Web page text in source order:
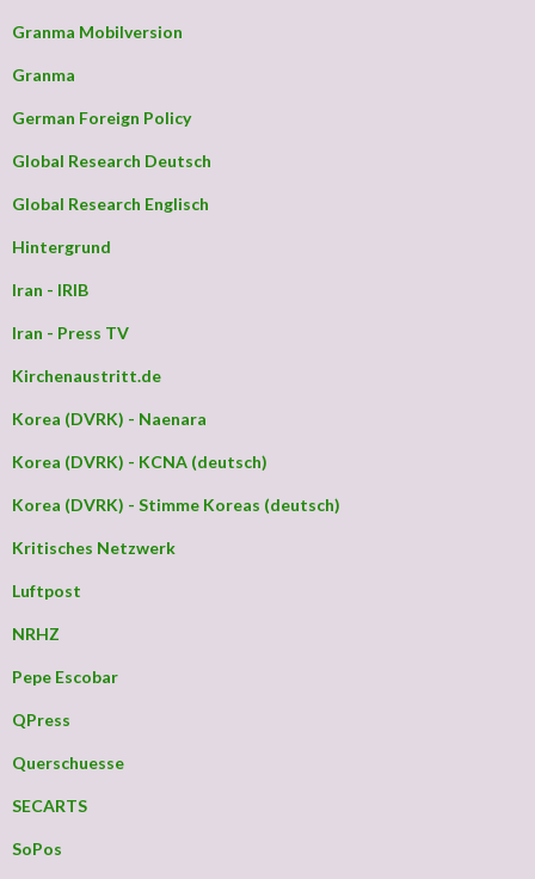
Granma Mobilversion
Granma
German Foreign Policy
Global Research Deutsch
Global Research Englisch
Hintergrund
Iran - IRIB
Iran - Press TV
Kirchenaustritt.de
Korea (DVRK) - Naenara
Korea (DVRK) - KCNA (deutsch)
Korea (DVRK) - Stimme Koreas (deutsch)
Kritisches Netzwerk
Luftpost
NRHZ
Pepe Escobar
QPress
Querschuesse
SECARTS
SoPos